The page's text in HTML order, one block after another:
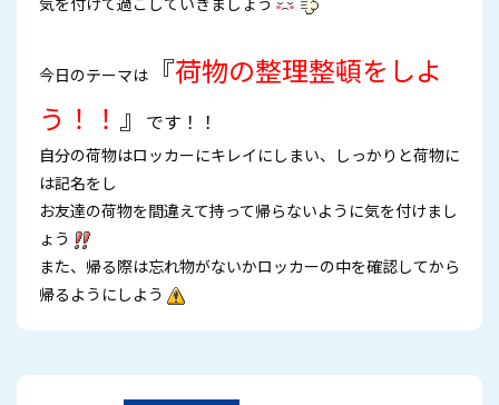
今日のテーマは 『荷物の整理整頓をしよ
う！！ 』 です！！
自分の荷物はロッカーにキレイにしまい、しっかりと荷物に
は記名をし
お友達の荷物を間違えて持って帰らないように気を付けまし
ょう
また、帰る際は忘れ物がないかロッカーの中を確認してから
帰るようにしよう